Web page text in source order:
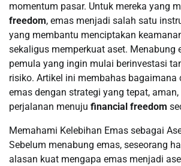
momentum pasar. Untuk mereka yang
freedom, emas menjadi salah satu
yang membantu menciptakan
sekaligus memperkuat aset. Menabung
pemula yang ingin mulai berinvestasi
risiko. Artikel ini membahas bagaimana
emas dengan strategi yang tepat,
perjalanan menuju financial freedom
Memahami Kelebihan Emas sebagai
Sebelum menabung emas, seseorang
alasan kuat mengapa emas menjadi